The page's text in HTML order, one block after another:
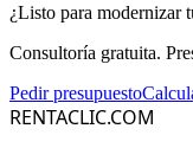
¿Listo para modernizar
Consultoría gratuita.
Pedir presupuesto
RENTACLIC.COM